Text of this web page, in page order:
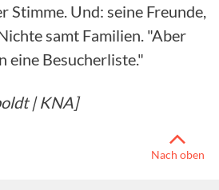
Stimme. Und: seine Freunde,
samt Familien. "Aber
eine Besucherliste."
| KNA]
Nach oben